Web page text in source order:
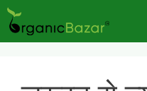
Skip
to
content